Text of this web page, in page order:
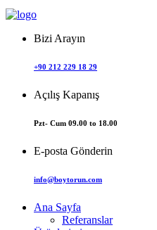
Bizi Arayın
+90 212 229 18 29
Açılış Kapanış
Pzt- Cum 09.00 to 18.00
E-posta Gönderin
info@boytorun.com
Ana Sayfa
Referanslar